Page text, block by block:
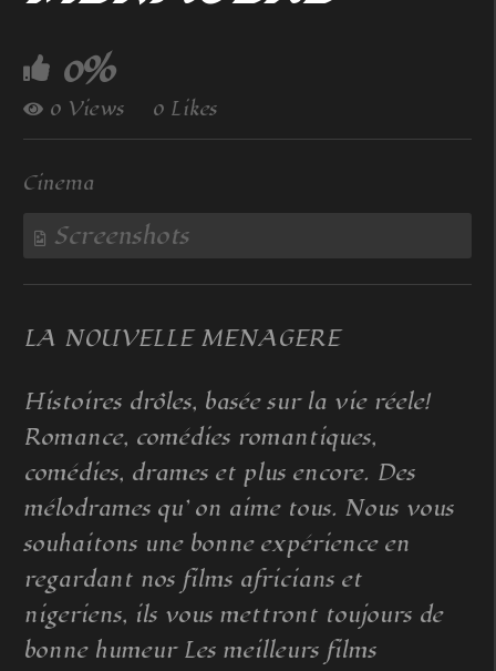
0%
0 Views 0 Likes
Cinema
Screenshots
LA NOUVELLE MENAGERE
Histoires drôles, basée sur la vie réele!
Romance, comédies romantiques,
comédies, drames et plus encore. Des
mélodrames qu’ on aime tous. Nous vous
souhaitons une bonne expérience en
regardant nos films africians et
nigeriens, ils vous mettront toujours de
bonne humeur Les meilleurs films